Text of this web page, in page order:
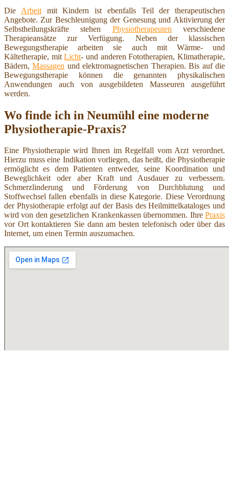
Die Arbeitmit Kindern ist ebenfalls Teil der therapeutischen
Angebote. Zur Beschleunigung der Genesung und Aktivierung der
Selbstheilungskräfte stehen Physiotherapeuten verschiedene
Therapieansätze zur Verfügung. Neben der klassischen
Bewegungstherapie arbeiten sie auch mit Wärme- und
Kältetherapie, mitLicht- und anderen Fototherapien, Klimatherapie,
Bädern,Massagen und elektromagnetischen Therapien. Bis auf die
Bewegungstherapie können die genannten physikalischen
Anwendungen auch von ausgebildeten Masseuren ausgeführt
werden.
Wo finde ich in Neumühl eine moderne
Physiotherapie-Praxis?
Eine Physiotherapie wird Ihnen im Regelfall vom Arzt verordnet.
Hierzu muss eine Indikation vorliegen, das heißt, die Physiotherapie
ermöglicht es dem Patienten entweder, seine Koordination und
Beweglichkeit oder aber Kraft und Ausdauer zu verbessern.
Schmerzlinderung und Förderung von Durchblutung und
Stoffwechsel fallen ebenfalls in diese Kategorie. Diese Verordnung
der Physiotherapie erfolgt auf der Basis des Heilmittelkataloges und
wird von den gesetzlichen Krankenkassen übernommen. Ihre Praxis
vor Ort kontaktieren Sie dann am besten telefonisch oder über das
Internet, um einen Termin auszumachen.